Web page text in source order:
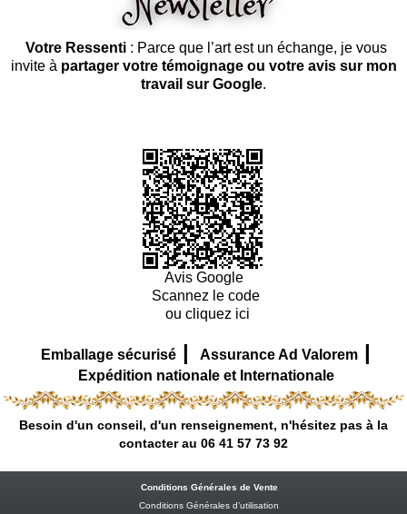
Votre Ressenti: Parce que l’art est un échange, je vous
invite à partager votre témoignage ou votre avis sur mon
travail sur Google.
Avis Google
Scannez le code
ou cliquez ici
Emballage sécurisé | Assurance Ad Valorem |
Expédition nationale et Internationale
Besoin d'un conseil, d'un renseignement, n'hésitez pas à la
contacter au 06 41 57 73 92
Conditions Générales de Vente
Conditions Générales d’utilisation